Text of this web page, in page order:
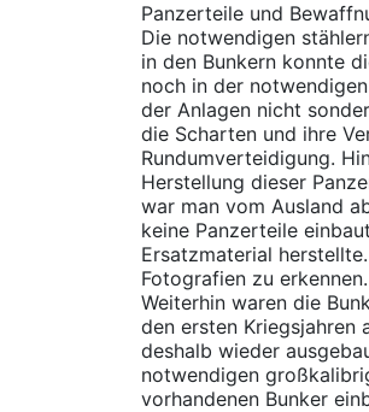
Panzerteile und
Die notwendigen
in den Bunkern konnte
noch in der
der Anlagen nicht
die Scharten und ihre
Rundumverteidigung.
Herstellung dieser
war man vom Ausland
keine Panzerteile
Ersatzmaterial
Fotografien zu erkennen.
Weiterhin waren die
den ersten Kriegsjahren
deshalb wieder
notwendigen
vorhandenen Bunker